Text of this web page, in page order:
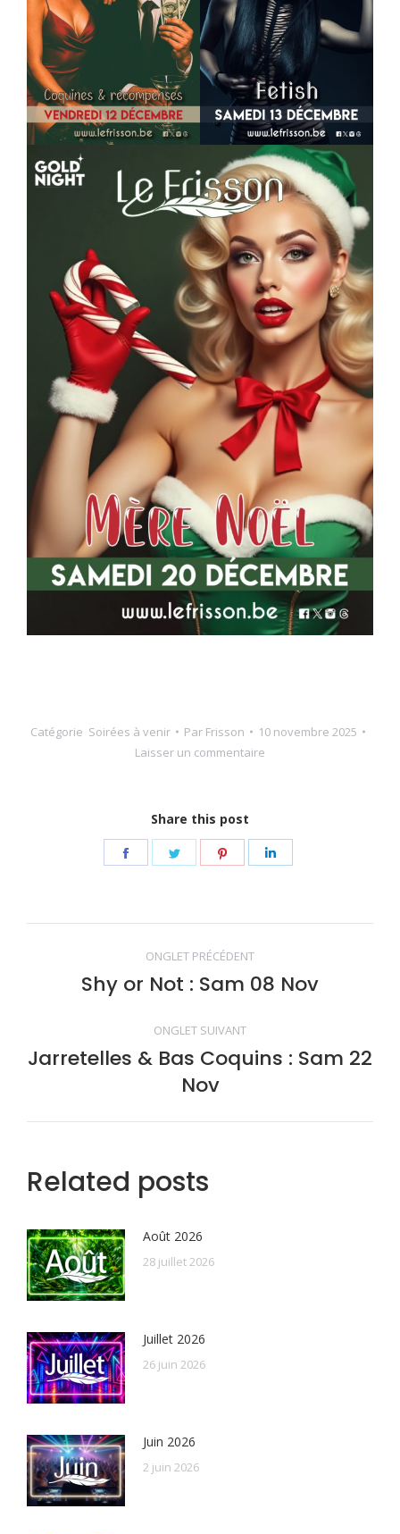
Catégorie Soirées à venir Par Frisson
10 novembre 2025
Laisser un commentaire
Share this post
Share
Share
Share
Navigation
de
commentaire
ONGLET PRÉCÉDENT
Onglet
Shy or Not : Sam 08 Nov
ONGLET SUIVANT
Onglet
suivant
Jarretelles & Bas Coquins : Sam 22
Nov
Related posts
Août 2026
28 juillet 2026
Juillet 2026
26 juin 2026
Juin 2026
2 juin 2026